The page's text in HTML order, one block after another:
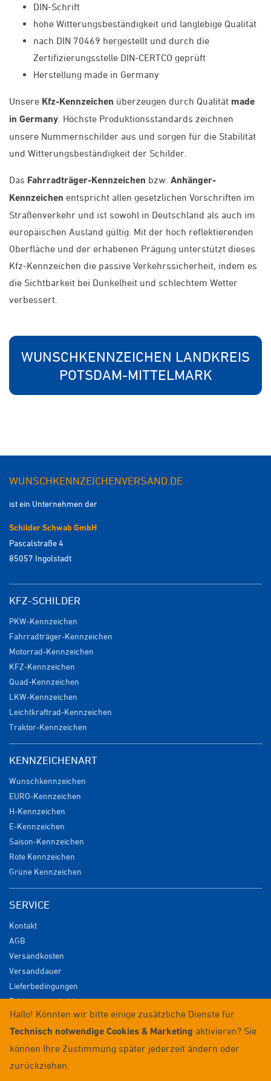
DIN-Schrift
hohe Witterungsbeständigkeit und langlebige Qualität
nach DIN 70469 hergestellt und durch die
Zertifizierungsstelle DIN-CERTCO geprüft
Herstellung made in Germany
Unsere Kfz-Kennzeichen überzeugen durch Qualität made
in Germany . Höchste Produktionsstandards zeichnen
unsere Nummernschilder aus und sorgen für die Stabilität
und Witterungsbeständigkeit der Schilder.
Das Fahrradträger-Kennzeichen bzw. Anhänger-
Kennzeichen entspricht allen gesetzlichen Vorschriften im
Straßenverkehr und ist sowohl in Deutschland als auch im
europäischen Ausland gültig. Mit der hoch reflektierenden
Oberfläche und der erhabenen Prägung unterstützt dieses
Kfz-Kennzeichen die passive Verkehrssicherheit, indem es
die Sichtbarkeit bei Dunkelheit und schlechtem Wetter
verbessert.
WUNSCHKENNZEICHEN LANDKREIS
POTSDAM-MITTELMARK
WUNSCHKENNZEICHENVERSAND.DE
ist ein Unternehmen der
Schilder Schwab GmbH
Pascalstraße 4
85057 Ingolstadt
KFZ-SCHILDER
PKW-Kennzeichen
Fahrradträger-Kennzeichen
Motorrad-Kennzeichen
KFZ-Kennzeichen
Quad-Kennzeichen
LKW-Kennzeichen
Leichtkraftrad-Kennzeichen
Traktor-Kennzeichen
KENNZEICHENART
Wunschkennzeichen
EURO-Kennzeichen
H-Kennzeichen
E-Kennzeichen
Saison-Kennzeichen
Rote Kennzeichen
Grüne Kennzeichen
SERVICE
Kontakt
AGB
Versandkosten
Versanddauer
Lieferbedingungen
Zahlungsmöglichkeiten
Datenschutz
Impressum
Widerrufsrecht
Anmelden / Registrieren
Hallo! Könnten wir bitte einige zusätzliche Dienste für
Technisch notwendige Cookies & Marketing aktivieren? Sie
können Ihre Zustimmung später jederzeit ändern oder
zurückziehen.